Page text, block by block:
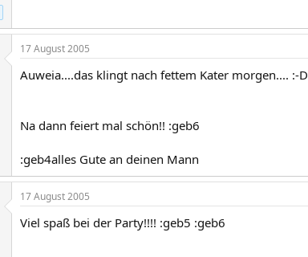
17 August 2005
Auweia....das klingt nach fettem Kater morgen.... :-D
Na dann feiert mal schön!! :geb6
:geb4alles Gute an deinen Mann
17 August 2005
Viel spaß bei der Party!!!! :geb5 :geb6